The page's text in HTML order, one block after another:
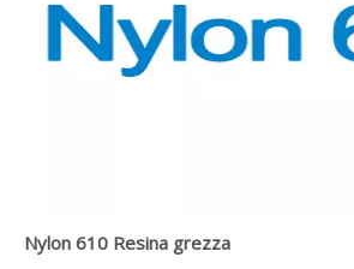
Nylon 610 Resina grezza